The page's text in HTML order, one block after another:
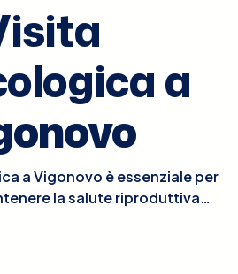
a
a Vigonovo è essenziale per
la salute riproduttiva
visita, il ginecologo condurrà